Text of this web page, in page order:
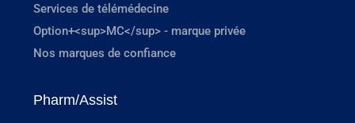
Services de télémédecine
Option+<sup>MC</sup> - marque privée
Nos marques de confiance
Pharm/Assist